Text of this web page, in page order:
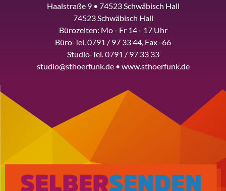
Haalstraße 9 • 74523 Schwäbisch Hall
74523 Schwäbisch Hall
Bürozeiten: Mo - Fr 14 - 17 Uhr
Büro-Tel. 0791 / 97 33 44, Fax -66
Studio-Tel. 0791 / 97 33 33
studio@sthoerfunk.de • www.sthoerfunk.de